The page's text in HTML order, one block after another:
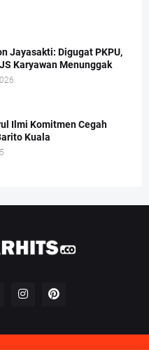
Jayasakti: Digugat PKPU,
Karyawan Menunggak
Ilmi Komitmen Cegah
Kuala